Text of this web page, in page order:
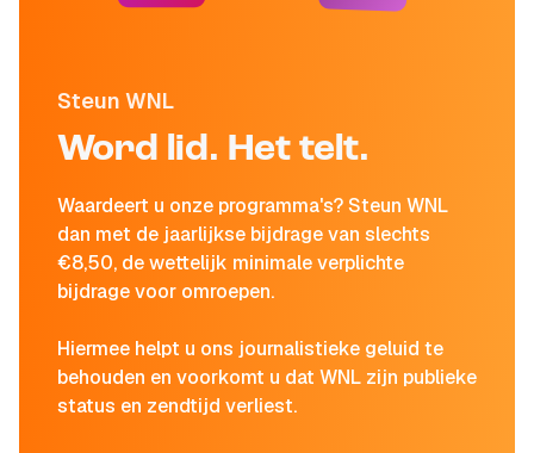
Steun WNL
Word lid. Het telt.
Waardeert u onze programma's? Steun WNL
dan met de jaarlijkse bijdrage van slechts
€8,50, de wettelijk minimale verplichte
bijdrage voor omroepen.
Hiermee helpt u ons journalistieke geluid te
behouden en voorkomt u dat WNL zijn publieke
status en zendtijd verliest.